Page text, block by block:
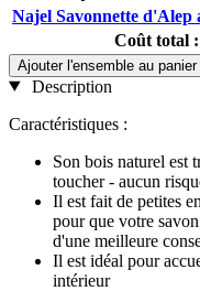
Najel Savonnette d'Alep
Coût total :
Ajouter l'ensemble au panier
Description
Caractéristiques :
Son bois naturel est
toucher - aucun
Il est fait de petites
pour que votre
d'une meilleure
Il est idéal pour
intérieur